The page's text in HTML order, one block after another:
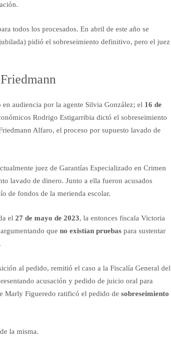
todos los procesados. En abril de este año se
pidió el sobreseimiento definitivo, pero el juez
audiencia por la agente Silvia González; el 16 de
Rodrigo Estigarribia dictó el sobreseimiento
Alfaro, el proceso por supuesto lavado de
juez de Garantías Especializado en Crimen
lavado de dinero. Junto a ella fueron acusados
de fondos de la merienda escolar.
el 27 de mayo de 2023, la entonces fiscala Victoria
que no existían pruebas para sustentar
al pedido, remitió el caso a la Fiscalía General del
acusación y pedido de juicio oral para
Marly Figueredo ratificó el pedido de sobreseimiento
la misma.